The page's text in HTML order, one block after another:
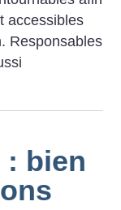
accessibles
Responsables
bien